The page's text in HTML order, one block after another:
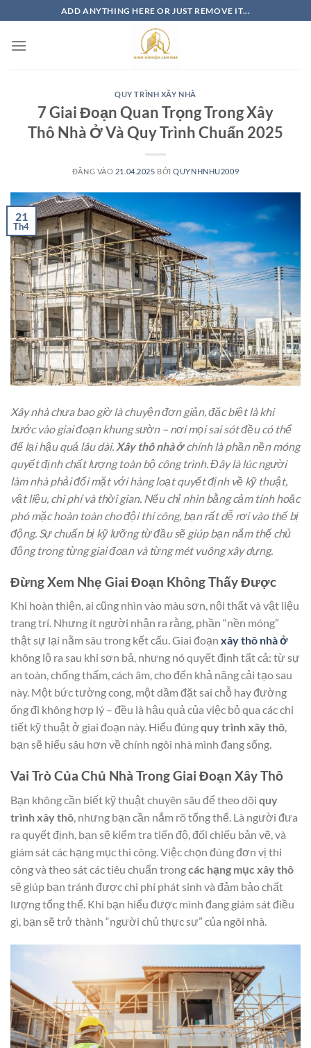
qua
nội
ADD ANYTHING HERE OR JUST REMOVE IT...
QUY TRÌNH XÂY NHÀ
7 Giai Đoạn Quan Trọng Trong Xây
Thô Nhà Ở Và Quy Trình Chuẩn 2025
ĐĂNG VÀO 21.04.2025 BỞIQUYNHNHU2009
21
Th4
Xây nhà chưa bao giờ là chuyện đơn giản, đặc biệt là khi
bước vào giai đoạn khung sườn – nơi mọi sai sót đều có thể
để lại hậu quả lâu dài. Xây thô nhà ởchính là phần nền móng
quyết định chất lượng toàn bộ công trình. Đây là lúc người
làm nhà phải đối mặt với hàng loạt quyết định về kỹ thuật,
vật liệu, chi phí và thời gian. Nếu chỉ nhìn bằng cảm tính hoặc
phó mặc hoàn toàn cho đội thi công, bạn rất dễ rơi vào thế bị
động. Sự chuẩn bị kỹ lưỡng từ đầu sẽ giúp bạn nắm thế chủ
động trong từng giai đoạn và từng mét vuông xây dựng.
Đừng Xem Nhẹ Giai Đoạn Không Thấy Được
Khi hoàn thiện, ai cũng nhìn vào màu sơn, nội thất và vật liệu
trang trí. Nhưng ít người nhận ra rằng, phần “nền móng”
thật sự lại nằm sâu trong kết cấu. Giai đoạn xây thô nhà ở
không lộ ra sau khi sơn bả, nhưng nó quyết định tất cả: từ sự
an toàn, chống thấm, cách âm, cho đến khả năng cải tạo sau
này. Một bức tường cong, một dầm đặt sai chỗ hay đường
ống đi không hợp lý – đều là hậu quả của việc bỏ qua các chi
tiết kỹ thuật ở giai đoạn này. Hiểu đúngquy trình xây thô,
bạn sẽ hiểu sâu hơn về chính ngôi nhà mình đang sống.
Vai Trò Của Chủ Nhà Trong Giai Đoạn Xây Thô
Bạn không cần biết kỹ thuật chuyên sâu để theo dõi quy
trình xây thô , nhưng bạn cần nắm rõ tổng thể. Là người đưa
ra quyết định, bạn sẽ kiểm tra tiến độ, đối chiếu bản vẽ, và
giám sát các hạng mục thi công. Việc chọn đúng đơn vị thi
công và theo sát các tiêu chuẩn trongcác hạng mục xây thô
sẽ giúp bạn tránh được chi phí phát sinh và đảm bảo chất
lượng tổng thể. Khi bạn hiểu được mình đang giám sát điều
gì, bạn sẽ trở thành “người chủ thực sự” của ngôi nhà.